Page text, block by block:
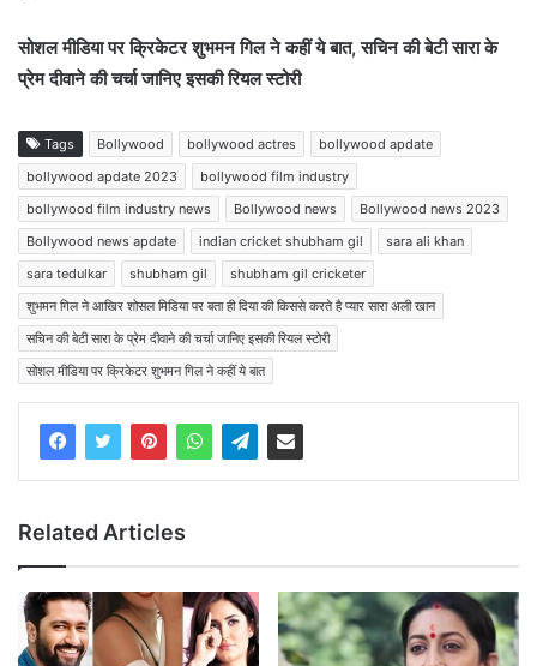
सोशल मीडिया पर क्रिकेटर शुभमन गिल ने कहीं ये बात, सचिन की बेटी सारा के
प्रेम दीवाने की चर्चा जानिए इसकी रियल स्टोरी
Tags Bollywood bollywood actres
bollywood apdate
bollywood apdate 2023
bollywood film industry
bollywood film industry news
Bollywood news
Bollywood news 2023
Bollywood news apdate
indian cricket shubham gil
sara ali khan
sara tedulkar
shubham gil
shubham gil cricketer
शुभमन गिल ने आखिर शोसल मिडिया पर बता ही दिया की किससे करते है प्यार सारा अली खान
सचिन की बेटी सारा के प्रेम दीवाने की चर्चा जानिए इसकी रियल स्टोरी
सोशल मीडिया पर क्रिकेटर शुभमन गिल ने कहीं ये बात
Related Articles